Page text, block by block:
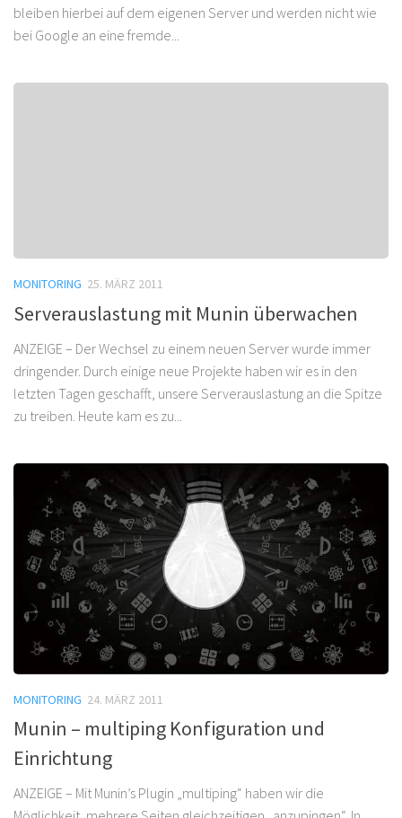
bleiben hierbei auf dem eigenen Server und werden nicht wie
bei Google an eine fremde...
MONITORING 25. MÄRZ 2011
Serverauslastung mit Munin überwachen
ANZEIGE – Der Wechsel zu einem neuen Server wurde immer
dringender. Durch einige neue Projekte haben wir es in den
letzten Tagen geschafft, unsere Serverauslastung an die Spitze
zu treiben. Heute kam es zu...
MONITORING 24. MÄRZ 2011
Munin – multiping Konfiguration und
Einrichtung
ANZEIGE – Mit Munin’s Plugin „multiping“ haben wir die